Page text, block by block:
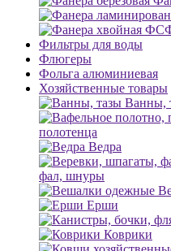
Фильтры для воды
Флюгеры
Фольга алюминиевая
Хозяйственные товары
Ванны,
полотенца
Ведра
фал, шнуры
Ерши
Коврики